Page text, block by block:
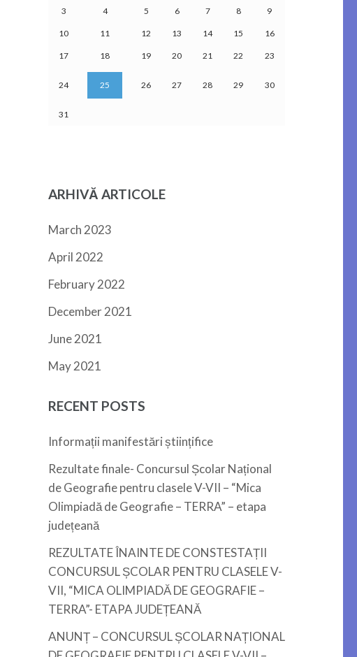
3 4 5 6 7 8 9
10 11 12 13 14 15 16
17 18 19 20 21 22 23
24 25 26 27 28 29 30
31
ARHIVĂ ARTICOLE
March 2023
April 2022
February 2022
December 2021
June 2021
May 2021
RECENT POSTS
Informații manifestări științifice
Rezultate finale- Concursul Școlar Național
de Geografie pentru clasele V-VII – “Mica
Olimpiadă de Geografie – TERRA” – etapa
județeană
REZULTATE ÎNAINTE DE CONSTESTAȚII
CONCURSUL ȘCOLAR PENTRU CLASELE V-
VII, “MICA OLIMPIADĂ DE GEOGRAFIE –
TERRA”- ETAPA JUDEȚEANĂ
ANUNȚ – CONCURSUL ȘCOLAR NAȚIONAL